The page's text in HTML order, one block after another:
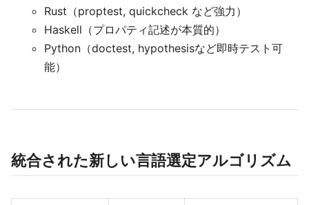
Rust（proptest, quickcheck など強力）
Haskell（プロパティ記述が本質的）
Python（doctest, hypothesisなど即時テスト可
能）
統合された新しい言語選定アルゴリズム